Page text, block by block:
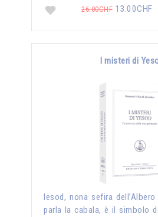
26.00CHF 13.00CHF
I misteri di
Iesod, nona sefira
parla la cabala, è il simbolo